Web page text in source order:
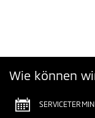
Wie können